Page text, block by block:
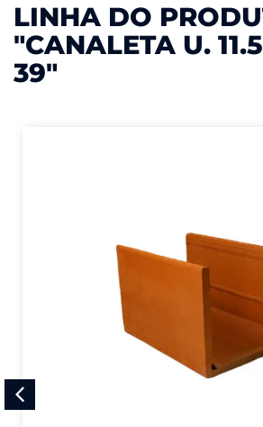
LINHA DO
"CANALETA U.
39"